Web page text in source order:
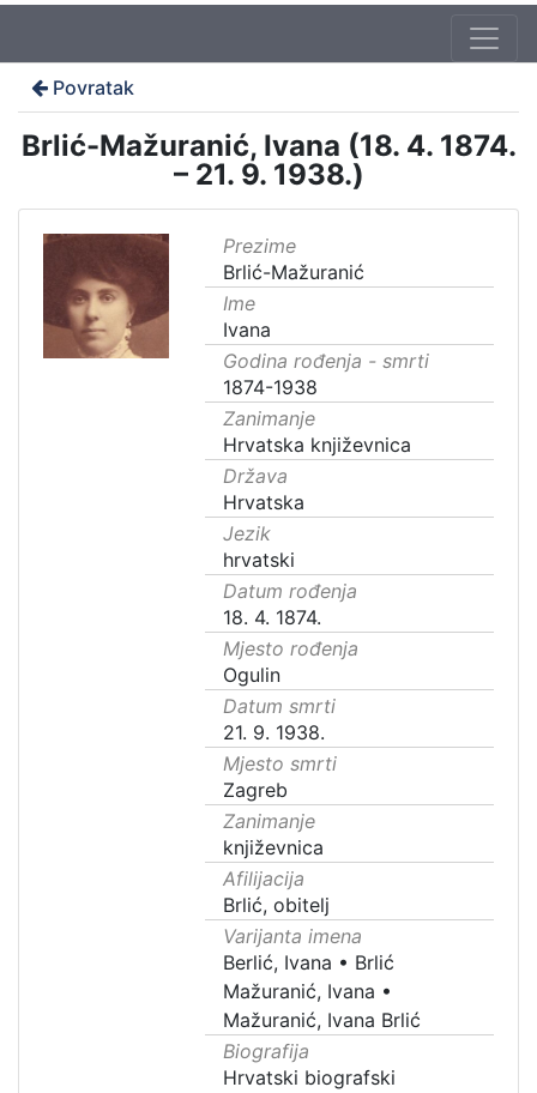
Povratak
Brlić-Mažuranić, Ivana (18. 4. 1874.
– 21. 9. 1938.)
Prezime
Brlić-Mažuranić
Ime
Ivana
Godina rođenja - smrti
1874-1938
Zanimanje
Hrvatska književnica
Država
Hrvatska
Jezik
hrvatski
Datum rođenja
18. 4. 1874.
Mjesto rođenja
Ogulin
Datum smrti
21. 9. 1938.
Mjesto smrti
Zagreb
Zanimanje
književnica
Afilijacija
Brlić, obitelj
Varijanta imena
Berlić, Ivana • Brlić
Mažuranić, Ivana •
Mažuranić, Ivana Brlić
Biografija
Hrvatski biografski